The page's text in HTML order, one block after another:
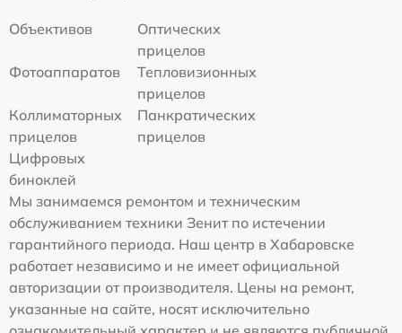
Объективов
Оптических
прицелов
Фотоаппаратов
Тепловизионных
прицелов
Коллиматорных
прицелов
Панкратических
прицелов
Цифровых
биноклей
Мы занимаемся ремонтом и техническим
обслуживанием техники Зенит по истечении
гарантийного периода. Наш центр в Хабаровске
работает независимо и не имеет официальной
авторизации от производителя. Цены на ремонт,
указанные на сайте, носят исключительно